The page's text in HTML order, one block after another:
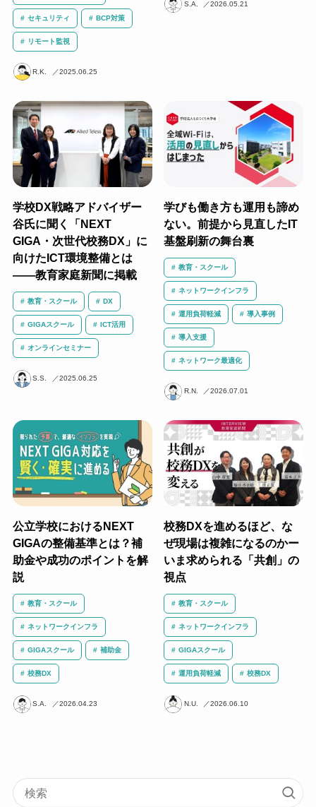
セキュリティ BCP対策
リモート監視
R.K. 2025.06.25
S.A. 2026.05.21
学校DX戦略アドバイザー
谷氏に聞く「NEXT
GIGA・次世代校務DX」に
向けたICT環境整備とは
——教育家庭新聞に掲載
教育・スクール DX
GIGAスクール ICT活用
オンラインセミナー
S.S. 2025.06.25
学びも働き方も運用も諦め
ない。前提から見直したIT
基盤刷新の舞台裏
教育・スクール
ネットワークインフラ
運用負荷軽減 導入事例
導入支援
ネットワーク最適化
R.N. 2026.07.01
公立学校におけるNEXT
GIGAの整備基準とは？補
助金や成功のポイントを解
説
教育・スクール
ネットワークインフラ
GIGAスクール 補助金
校務DX
S.A. 2026.04.23
校務DXを進めるほど、な
ぜ現場は複雑になるのかー
いま求められる「共創」の
視点
教育・スクール
ネットワークインフラ
GIGAスクール
運用負荷軽減 校務DX
N.U. 2026.06.10